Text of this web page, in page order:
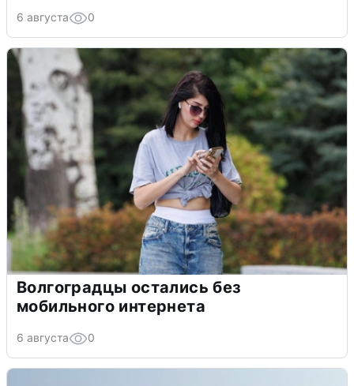
6 августа 0
Волгоградцы остались без
мобильного интернета
6 августа 0